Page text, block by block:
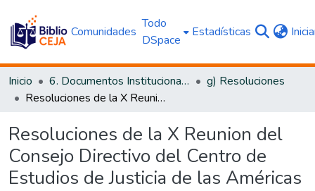
Comunidades
Todo
DSpace
Estadísticas
Inicio 6. Documentos Institucionales CEJA
g) Resoluciones
Resoluciones de la X Reunion del Consejo Directivo del Centro de Estudios de Justicia de las Américas
Resoluciones de la X Reunion del
Consejo Directivo del Centro de
Estudios de Justicia de las Américas